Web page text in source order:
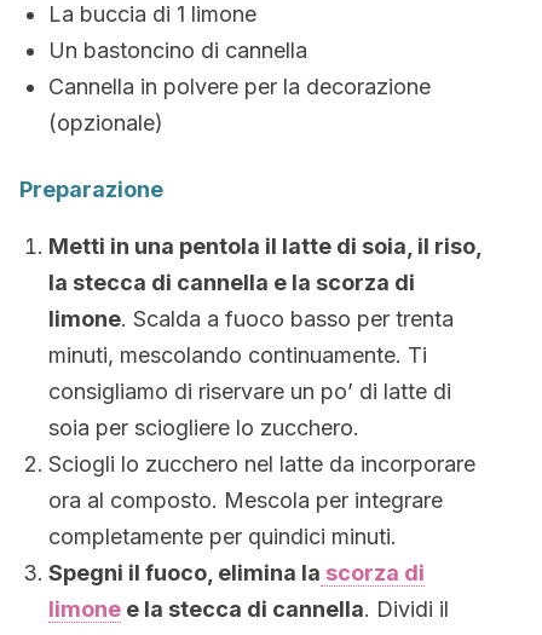
La buccia di 1 limone
Un bastoncino di cannella
Cannella in polvere per la decorazione
(opzionale)
Preparazione
Metti in una pentola il latte di soia, il riso,
la stecca di cannella e la scorza di
limone. Scalda a fuoco basso per trenta
minuti, mescolando continuamente. Ti
consigliamo di riservare un po’ di latte di
soia per sciogliere lo zucchero.
Sciogli lo zucchero nel latte da incorporare
ora al composto. Mescola per integrare
completamente per quindici minuti.
Spegni il fuoco, elimina la scorza di
limone e la stecca di cannella. Dividi il